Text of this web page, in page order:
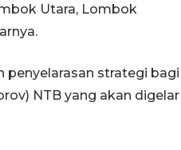
Utara, Lombok
penyelarasan strategi bagi
NTB yang akan digelar